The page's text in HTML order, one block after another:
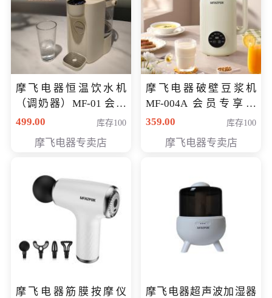
摩飞电器恒温饮水机
（调奶器）MF-01 会员
专享价366元
499.00 库存100
摩飞电器专卖店
摩飞电器破壁豆浆机
MF-004A 会员专享价
168元
359.00 库存100
摩飞电器专卖店
摩飞电器筋膜按摩仪
摩飞电器超声波加湿器